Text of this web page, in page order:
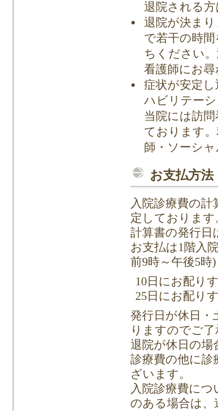
退院される
退院が決ま
で若干の時
ちください
看護師にお
症状が安定
ハビリテー
当院には訪
ております
師・ソーシ
お支払方法
入院診療費の
定しております
計算書の発行日
お支払は1階入
前9時～午後5時)
10日にお配り
25日にお配り
発行日が休日・
りますのでご
退院が休日の場
診療費の他に診
ざいます。
入院診療費に
のある場合は